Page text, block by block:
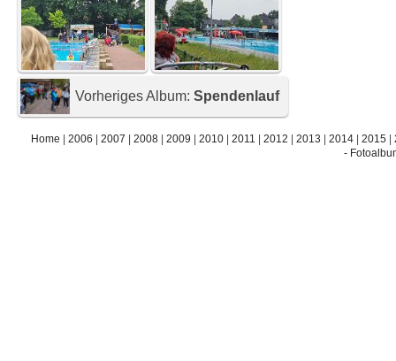
Vorheriges Album:Spendenlauf
Home |2006 |2007 |2008 |2009 |2010 |2011 |2012 |2013 |2014 |2015 |
-